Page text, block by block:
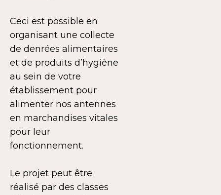
Ceci est possible en
organisant une collecte
de denrées alimentaires
et de produits d’hygiène
au sein de votre
établissement pour
alimenter nos antennes
en marchandises vitales
pour leur
fonctionnement.
Le projet peut être
réalisé par des classes